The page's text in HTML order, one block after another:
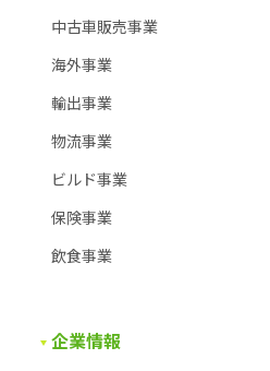
中古車販売事業
海外事業
輸出事業
物流事業
ビルド事業
保険事業
飲食事業
企業情報